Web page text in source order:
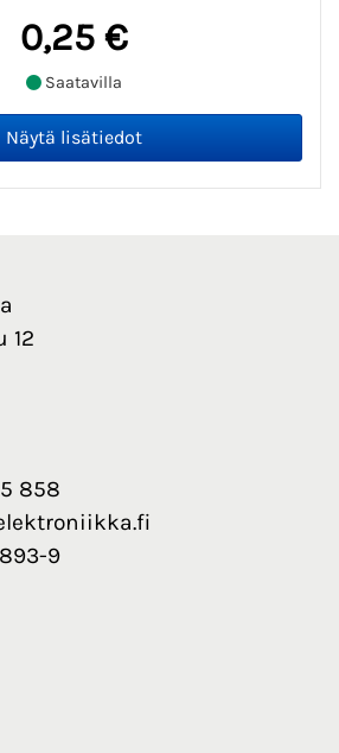
0,25 €
Saatavilla
12
858
9